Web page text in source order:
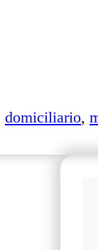
domiciliario,